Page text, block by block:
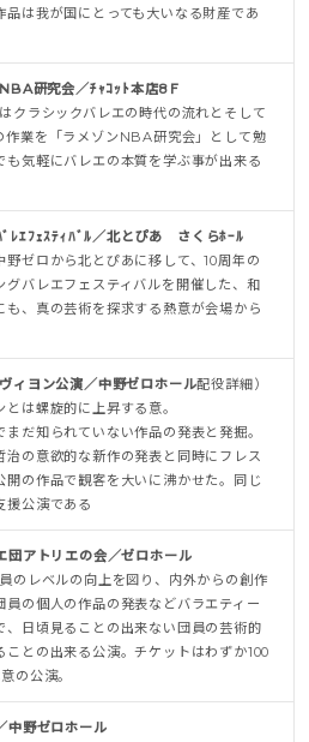
品は我が国にとっても大いなる財産であ
研究会／ﾁｬｺｯﾄ本店8Ｆ
クラシックバレエの時代の流れとそして
作業を「ラメゾンNBA研究会」として勉
も気軽にバレエの本質を学ぶ事が出来る
ﾞﾚｴﾌｪｽﾃｨﾊﾞﾙ／北とぴあ さくらﾎｰﾙ
野ゼロから北とぴあに移して、10周年の
グバレエフェスティバルを開催した、和
も、真の芸術を探求する熱意が会場から
ィヨン公演／中野ゼロホール配役詳細）
とは螺旋的に上昇する意。
まだ知られていない作品の発表と発掘。
治の意欲的な新作の発表と同時にフレス
開の作品で観客を大いに沸かせた。同じ
援公演である
アトリエの会／ゼロホール
のレベルの向上を図り、内外からの創作
員の個人の作品の発表などバラエティー
、日頃見ることの出来ない団員の芸術的
ことの出来る公演。チケットはわずか100
の公演。
中野ゼロホール